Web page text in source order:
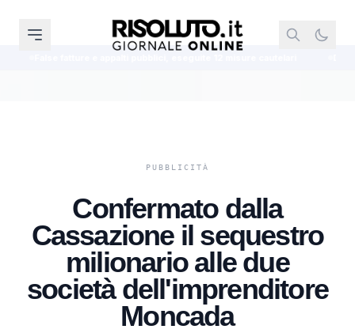
Confermato dalla
Cassazione il sequestro
milionario alle due
società dell'imprenditore
Moncada